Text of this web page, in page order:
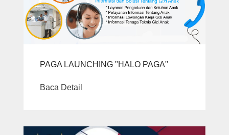
PAGA LAUNCHING "HALO PAGA"
Baca Detail